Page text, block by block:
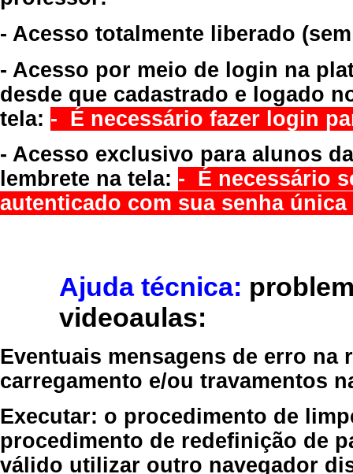
- Acesso totalmente liberado
- Acesso por meio de login na
desde que cadastrado e logado
tela: - É necessário fazer login
- Acesso exclusivo para alunos
lembrete na tela: - É necessário
autenticado com sua senha
Ajuda técnica:
videoaulas:
Eventuais mensagens de erro
carregamento e/ou travamentos
Executar: o procedimento de
procedimento de redefinição de
válido utilizar outro navegador